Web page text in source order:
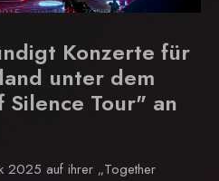
Konzerte für
unter dem
Silence Tour" an
2025 auf ihrer „Together